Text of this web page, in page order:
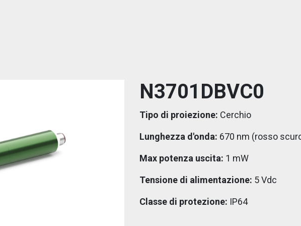
N3701DBVC0
Tipo di proiezione: Cerchio
Lunghezza d'onda: 670 nm (rosso
Max potenza uscita: 1 mW
Tensione di alimentazione: 5 Vdc
Classe di protezione: IP64